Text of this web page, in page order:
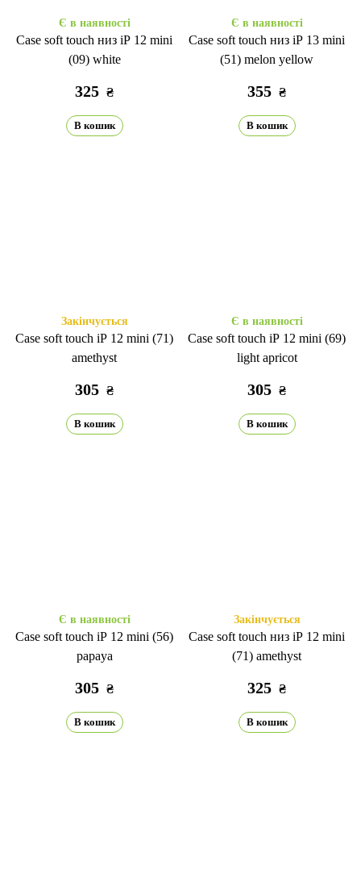
Є в наявності
Case soft touch низ iP 12 mini
(09) white
325 ₴
В кошик
Є в наявності
Case soft touch низ iP 13 mini
(51) melon yellow
355 ₴
В кошик
Закінчується
Case soft touch iP 12 mini (71)
amethyst
305 ₴
В кошик
Є в наявності
Case soft touch iP 12 mini (69)
light apricot
305 ₴
В кошик
Є в наявності
Case soft touch iP 12 mini (56)
papaya
305 ₴
В кошик
Закінчується
Case soft touch низ iP 12 mini
(71) amethyst
325 ₴
В кошик